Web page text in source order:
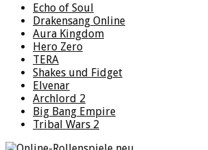
Echo of Soul
Drakensang Online
Aura Kingdom
Hero Zero
TERA
Shakes und Fidget
Elvenar
Archlord 2
Big Bang Empire
Tribal Wars 2